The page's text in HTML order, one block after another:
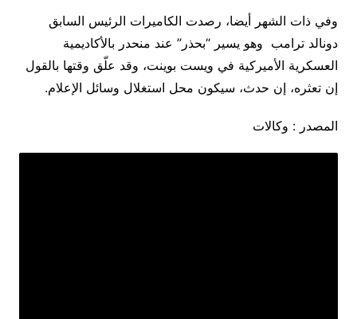
وفي ذات الشهر أيضا، رصدت الكاميرات الرئيس السابق
دونالد ترامب وهو يسير “بحذر” عند منحدر بالأكاديمية
العسكرية الأميركية في ويست بوينت، وقد علّق وقتها بالقول
إن تعثره، إن حدث، سيكون محل استغلال وسائل الإعلام.
المصدر : وكالات